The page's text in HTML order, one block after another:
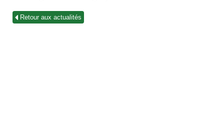
Retour aux actualités